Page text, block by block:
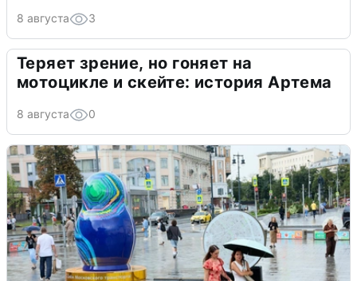
8 августа 3
Теряет зрение, но гоняет на
мотоцикле и скейте: история Артема
8 августа 0